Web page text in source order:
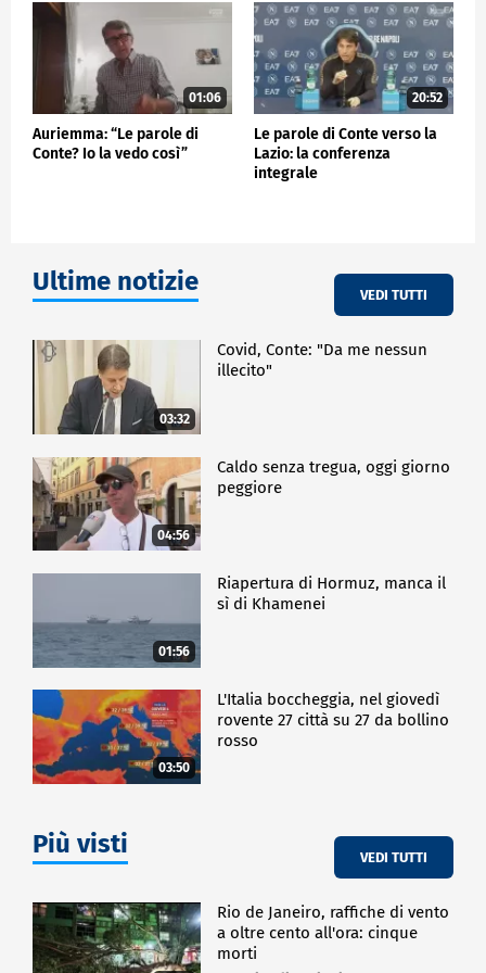
insostenibili da parte di questo governo attuale".
POLITICA
01:06
Auriemma: “Le parole di
Conte? Io la vedo così”
20:52
Le parole di Conte verso la
Lazio: la conferenza
integrale
Ultime notizie VEDI TUTTI
03:32
Covid, Conte: "Da me nessun
illecito"
04:56
Caldo senza tregua, oggi giorno
peggiore
01:56
Riapertura di Hormuz, manca il
sì di Khamenei
03:50
L'Italia boccheggia, nel giovedì
rovente 27 città su 27 da bollino
rosso
Più visti VEDI TUTTI
Rio de Janeiro, raffiche di vento
a oltre cento all'ora: cinque
morti